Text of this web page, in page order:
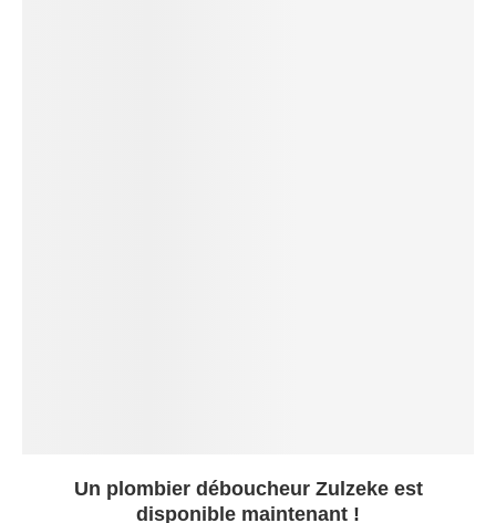
Un plombier déboucheur Zulzeke est
disponible maintenant !